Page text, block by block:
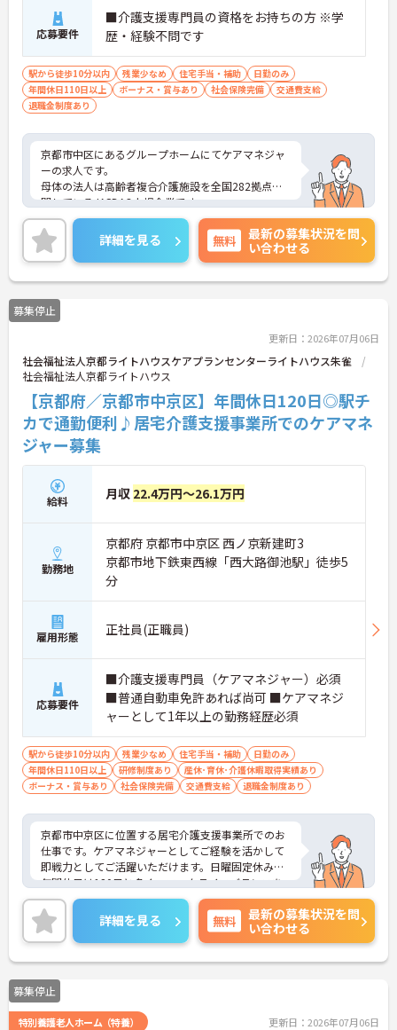
応募要件
■介護支援専門員の資格をお持ちの方 ※学
歴・経験不問です
駅から徒歩10分以内 残業少なめ 住宅手当・補助
日勤のみ
年間休日110日以上
ボーナス・賞与あり 社会保険完備
交通費支給
退職金制度あり
京都市中区にあるグループホームにてケアマネジャ
ーの求人です。
母体の法人は高齢者複合介護施設を全国282拠点展
開しているJASDAQ上場企業です。
時間外勤務がほとんどなく、またリフレッシュ休暇
を年間17日とれるため、プライベートとのメリハリ
をつけてご勤務いただける環境です。
ご興味ある方には、面接対策ポイントなど、さらに
詳細をお話いたしますのでお気軽にご相談くださ
い。
詳細を見る 無料
最新の募集状況を問
い合わせる
募集停止
更新日：2026年07月06日
社会福祉法人京都ライトハウスケアプランセンターライトハウス朱雀
社会福祉法人京都ライトハウス
【京都府／京都市中京区】年間休日120日◎駅チ
カで通勤便利♪居宅介護支援事業所でのケアマネ
ジャー募集
給料 月収 22.4万円～26.1万円
勤務地
京都府 京都市中京区 西ノ京新建町3
京都市地下鉄東西線「西大路御池駅」徒歩5
分
雇用形態 正社員(正職員)
応募要件
■介護支援専門員（ケアマネジャー）必須
■普通自動車免許あれば尚可 ■ケアマネジ
ャーとして1年以上の勤務経歴必須
駅から徒歩10分以内 残業少なめ 住宅手当・補助
日勤のみ
年間休日110日以上
研修制度あり
産休･育休･介護休暇取得実績あり
ボーナス・賞与あり
社会保険完備 交通費支給 退職金制度あり
京都市中京区に位置する居宅介護支援事業所でのお
仕事です。ケアマネジャーとしてご経験を活かして
即戦力としてご活躍いただけます。日曜固定休み、
年間休日は120日と多く、ワークライフバランスを
重視した働き方が叶います。扶養手当、住宅手当等
の各種手当も充実しています。ご興味のある方に
は、面接対策ポイントなど、さらに詳細をお話しい
たしますのでお気軽にご相談ください！
詳細を見る 無料
最新の募集状況を問
い合わせる
募集停止
特別養護老人ホーム（特養） 更新日：2026年07月06日